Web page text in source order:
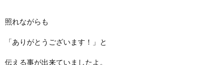
照れながらも
「ありがとうございます！」と
伝える事が出来ていましたよ。